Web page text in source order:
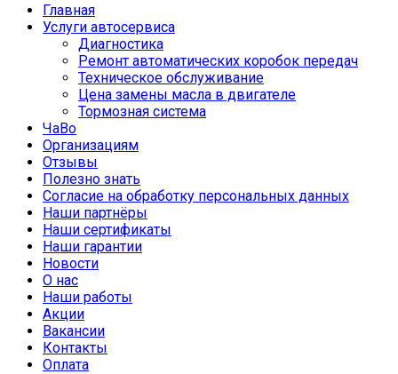
Главная
Услуги автосервиса
Диагностика
Ремонт автоматических коробок передач
Техническое обслуживание
Цена замены масла в двигателе
Тормозная система
ЧаВо
Организациям
Отзывы
Полезно знать
Согласие на обработку персональных данных
Наши партнёры
Наши сертификаты
Наши гарантии
Новости
О нас
Наши работы
Акции
Вакансии
Контакты
Оплата